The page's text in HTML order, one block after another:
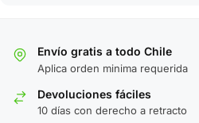
Envío gratis a todo Chile
Aplica orden minima requerida
Devoluciones fáciles
10 días con derecho a retracto